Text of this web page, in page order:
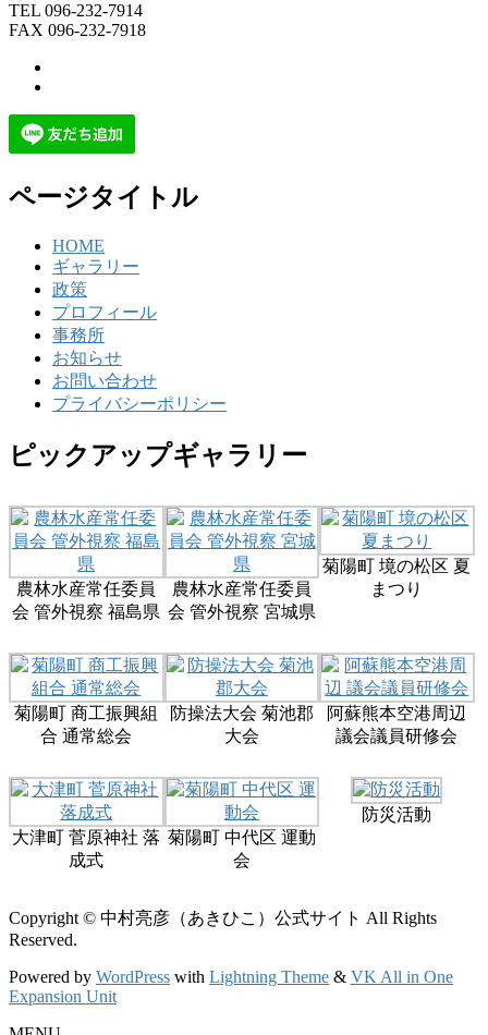
TEL 096-232-7914
FAX 096-232-7918
ページタイトル
HOME
ギャラリー
政策
プロフィール
事務所
お知らせ
お問い合わせ
プライバシーポリシー
ピックアップギャラリー
農林水産常任委員
会 管外視察 福島県
農林水産常任委員
会 管外視察 宮城県
菊陽町 境の松区 夏
まつり
菊陽町 商工振興組
合 通常総会
防操法大会 菊池郡
大会
阿蘇熊本空港周辺
議会議員研修会
大津町 菅原神社 落
成式
菊陽町 中代区 運動
会
防災活動
Copyright © 中村亮彦（あきひこ）公式サイト All Rights
Reserved.
Powered by WordPress with Lightning Theme & VK All in One
Expansion Unit